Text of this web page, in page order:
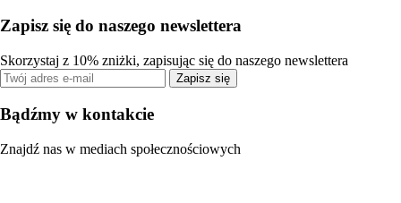
Zapisz się do naszego newslettera
Skorzystaj z 10% zniżki, zapisując się do naszego newslettera
Zapisz się
Bądźmy w kontakcie
Znajdź nas w mediach społecznościowych